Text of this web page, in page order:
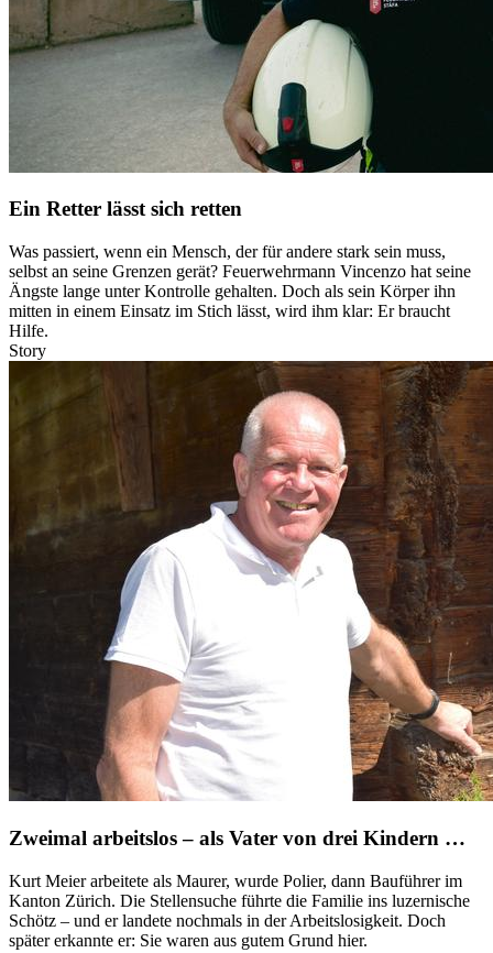
Ein Retter lässt sich retten
Was passiert, wenn ein Mensch, der für andere stark sein muss,
selbst an seine Grenzen gerät? Feuerwehrmann Vincenzo hat seine
Ängste lange unter Kontrolle gehalten. Doch als sein Körper ihn
mitten in einem Einsatz im Stich lässt, wird ihm klar: Er braucht
Hilfe.
Story
Zweimal arbeitslos – als Vater von drei Kindern …
Kurt Meier arbeitete als Maurer, wurde Polier, dann Bauführer im
Kanton Zürich. Die Stellensuche führte die Familie ins luzernische
Schötz – und er landete nochmals in der Arbeitslosigkeit. Doch
später erkannte er: Sie waren aus gutem Grund hier.